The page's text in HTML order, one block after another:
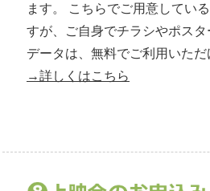
ます。 こちらでご用意してい
すが、ご自身でチラシやポス
データは、無料でご利用いただ
→詳しくはこちら